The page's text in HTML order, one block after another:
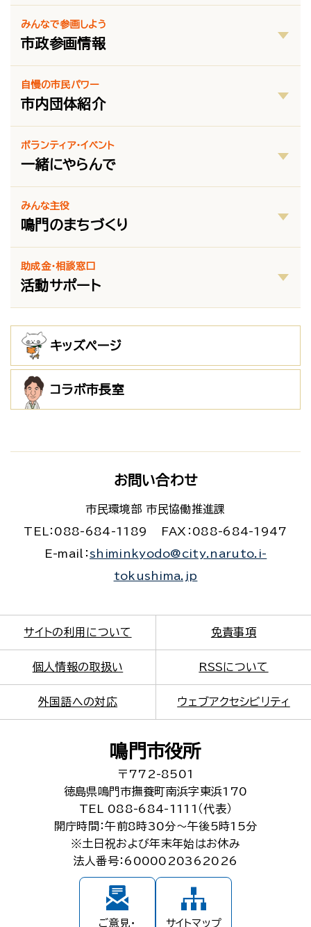
みんなで参画しよう
市政参画情報
自慢の市民パワー
市内団体紹介
ボランティア・イベント
一緒にやらんで
みんな主役
鳴門のまちづくり
助成金・相談窓口
活動サポート
キッズページ
コラボ市長室
お問い合わせ
市民環境部 市民協働推進課
TEL：088-684-1189
FAX：088-684-1947
E-mail： shiminkyodo@city.naruto.i-
tokushima.jp
サイトの利用について 免責事項
個人情報の取扱い RSSについて
外国語への対応 ウェブアクセシビリティ
鳴門市役所
〒772-8501
徳島県鳴門市撫養町南浜字東浜170
TEL 088-684-1111（代表）
開庁時間：午前8時30分～午後5時15分
※土日祝および年末年始はお休み
法人番号：6000020362026
ご意見・ サイトマップ